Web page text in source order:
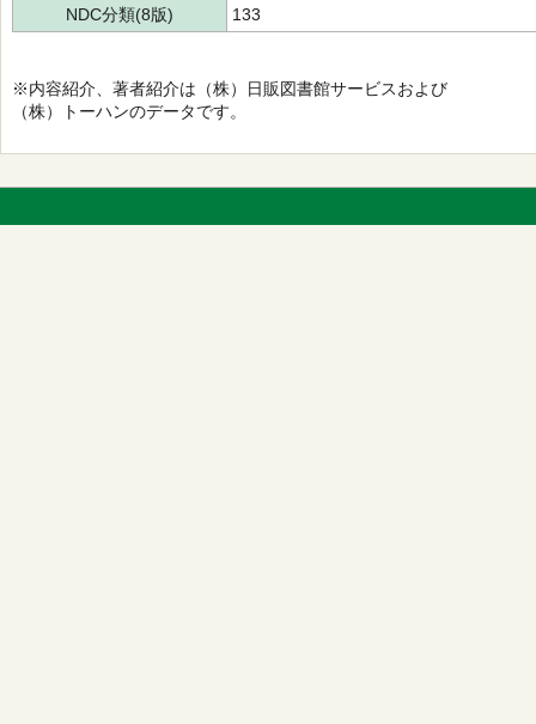
NDC分類(8版)
133
※内容紹介、著者紹介は（株）日販図書館サービスおよび
（株）トーハンのデータです。